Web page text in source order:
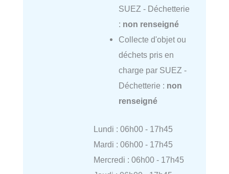
SUEZ - Déchetterie
: non renseigné
Collecte d'objet ou
déchets pris en
charge par SUEZ -
Déchetterie : non
renseigné
Lundi : 06h00 - 17h45
Mardi : 06h00 - 17h45
Mercredi : 06h00 - 17h45